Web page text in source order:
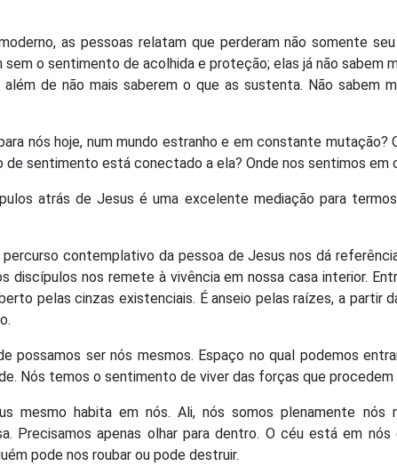
as pessoas relatam que perderam não somente
sem o sentimento de acolhida e proteção; elas já não sabem
de não mais saberem o que as sustenta. Não sabem
nós hoje, num mundo estranho e em constante mutação?
de sentimento está conectado a ela? Onde nos sentimos em
atrás de Jesus é uma excelente mediação para termos
contemplativo da pessoa de Jesus nos dá
discípulos nos remete à vivência em nossa casa interior.
pelas cinzas existenciais. É anseio pelas raízes, a partir
possamos ser nós mesmos. Espaço no qual podemos
Nós temos o sentimento de viver das forças que procedem
mesmo habita em nós. Ali, nós somos plenamente nós
Precisamos apenas olhar para dentro. O céu está em
pode nos roubar ou pode destruir.